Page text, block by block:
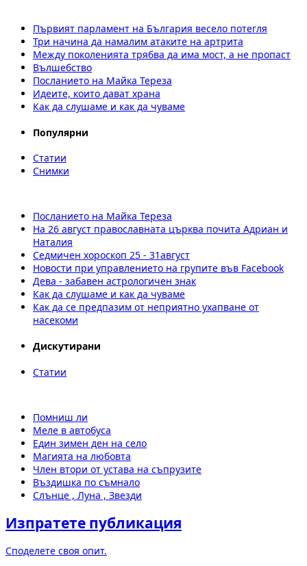
Първият парламент на България весело потегля
Три начина да намалим атаките на артрита
Между поколенията трябва да има мост, а не пропаст
Вълшебство
Посланието на Майка Тереза
Идеите, които дават храна
Как да слушаме и как да чуваме
Популярни
Статии
Снимки
Посланието на Майка Тереза
На 26 август православната църква почита Адриан и
Наталия
Седмичен хороскоп 25 - 31август
Новости при управлението на групите във Facebook
Дева - забавен астрологичен знак
Как да слушаме и как да чуваме
Как да се предпазим от неприятно ухапване от
насекоми
Дискутирани
Статии
Помниш ли
Меле в автобуса
Един зимен ден на село
Магията на любовта
Член втори от устава на съпрузите
Въздишка по съмнало
Слънце , Луна , Звезди
Изпратете публикация
Споделете своя опит.